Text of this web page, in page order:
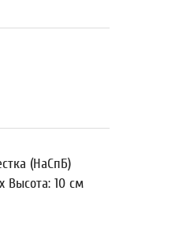
(НаСпБ)
Высота: 10 см